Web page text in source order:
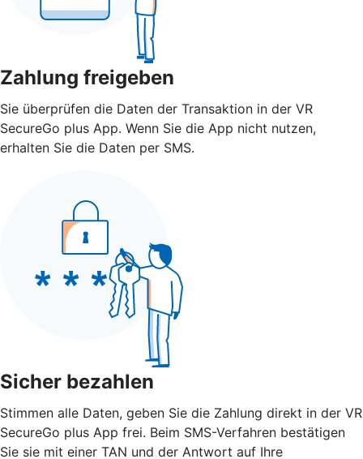
Zahlung freigeben
Sie überprüfen die Daten der Transaktion in der VR
SecureGo plus App. Wenn Sie die App nicht nutzen,
erhalten Sie die Daten per SMS.
Sicher bezahlen
Stimmen alle Daten, geben Sie die Zahlung direkt in der VR
SecureGo plus App frei. Beim SMS-Verfahren bestätigen
Sie sie mit einer TAN und der Antwort auf Ihre